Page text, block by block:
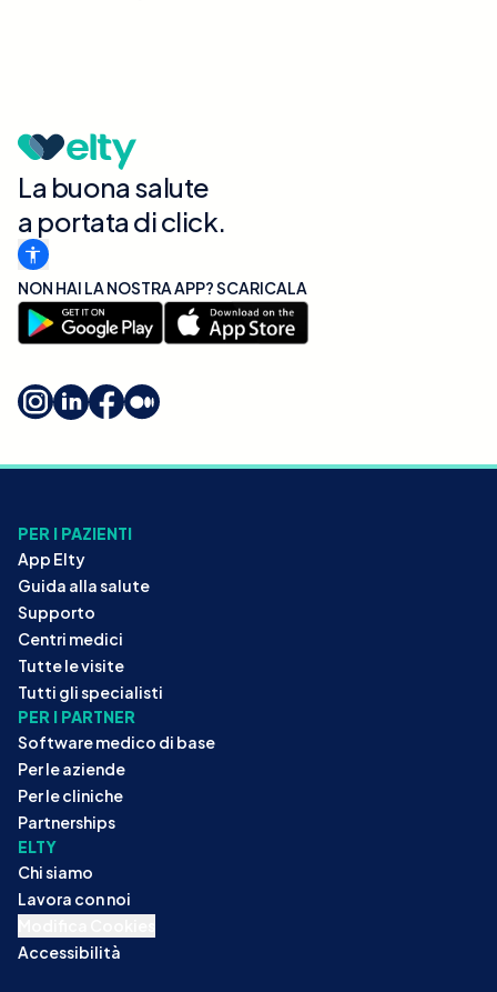
La buona salute
a portata di click.
NON HAI LA NOSTRA APP? SCARICALA
PER I PAZIENTI
App Elty
Guida alla salute
Supporto
Centri medici
Tutte le visite
Tutti gli specialisti
PER I PARTNER
Software medico di base
Per le aziende
Per le cliniche
Partnerships
ELTY
Chi siamo
Lavora con noi
Accessibilità